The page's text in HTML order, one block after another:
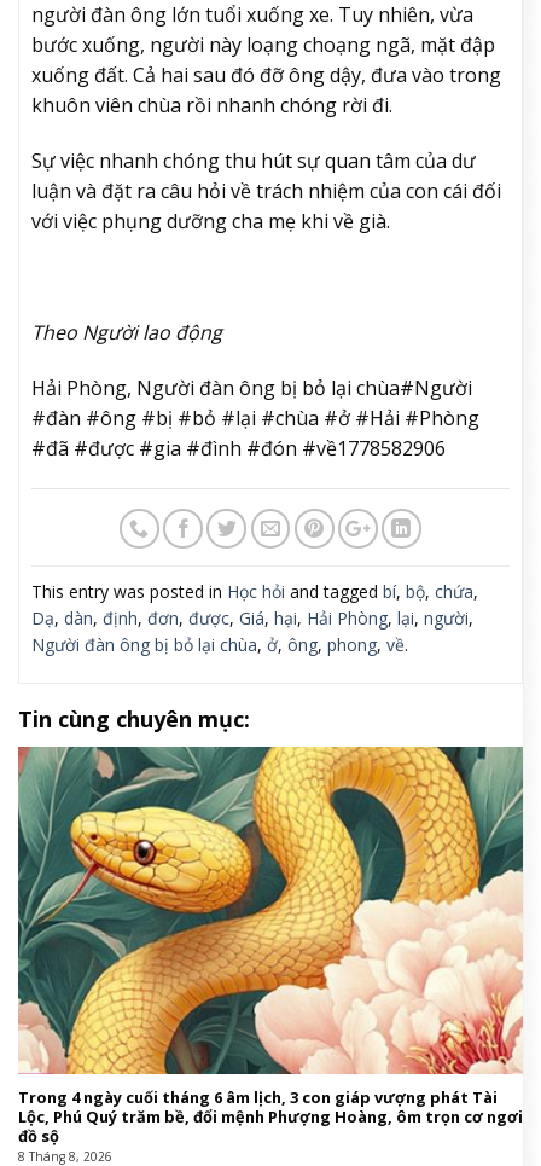
người đàn ông lớn tuổi xuống xe. Tuy nhiên, vừa
bước xuống, người này loạng choạng ngã, mặt đập
xuống đất. Cả hai sau đó đỡ ông dậy, đưa vào trong
khuôn viên chùa rồi nhanh chóng rời đi.
Sự việc nhanh chóng thu hút sự quan tâm của dư
luận và đặt ra câu hỏi về trách nhiệm của con cái đối
với việc phụng dưỡng cha mẹ khi về già.
Theo Người lao động
Hải Phòng, Người đàn ông bị bỏ lại chùa#Người
#đàn #ông #bị #bỏ #lại #chùa #ở #Hải #Phòng
#đã #được #gia #đình #đón #về1778582906
This entry was posted in Học hỏi and tagged bí, bộ, chứa,
Dạ, dàn, định, đơn, được, Giá, hại, Hải Phòng, lại, người,
Người đàn ông bị bỏ lại chùa, ở, ông, phong, về.
Tin cùng chuyên mục:
Trong 4 ngày cuối tháng 6 âm lịch, 3 con giáp vượng phát Tài
Lộc, Phú Quý trăm bề, đổi mệnh Phượng Hoàng, ôm trọn cơ ngơi
đồ sộ
8 Tháng 8, 2026